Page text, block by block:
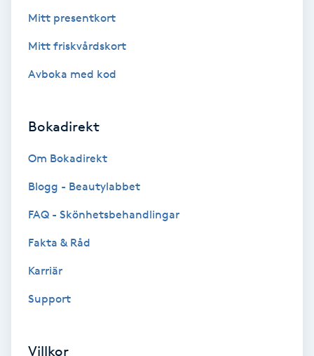
Spa-pedikyr
Sugaring
Mitt presentkort
Mitt friskvårdskort
Avboka med kod
Bokadirekt
Om Bokadirekt
Blogg - Beautylabbet
FAQ - Skönhetsbehandlingar
Fakta & Råd
Karriär
Support
Villkor